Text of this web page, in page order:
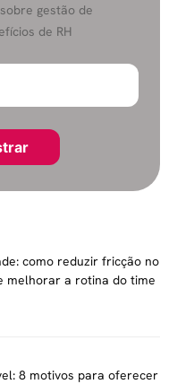
gestão de
de RH
como reduzir fricção no
melhorar a rotina do time
8 motivos para oferecer